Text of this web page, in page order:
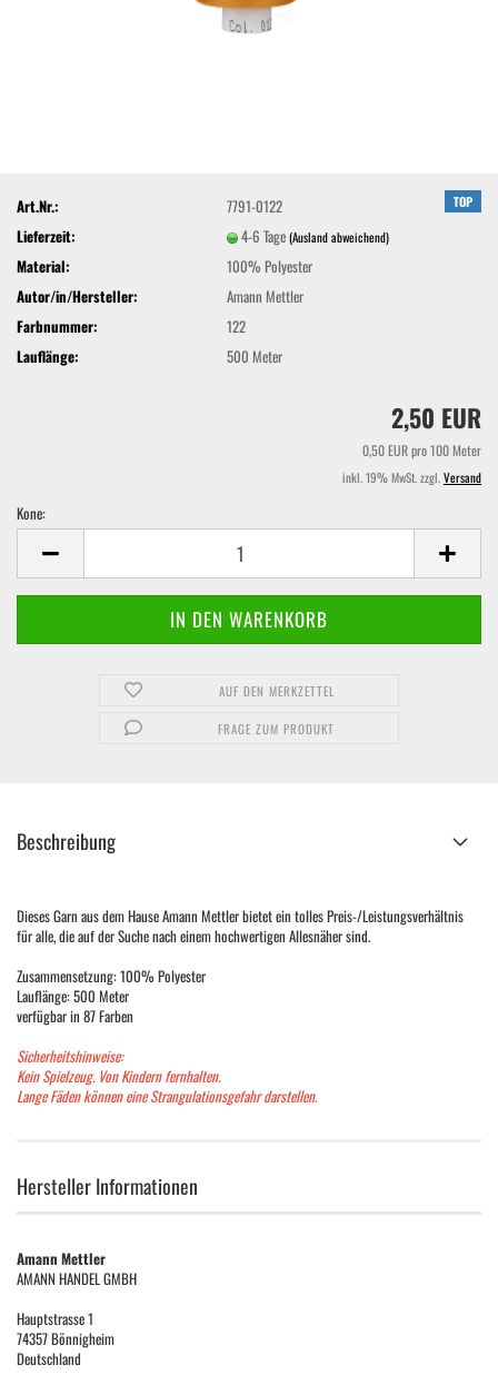
TOP
Art.Nr.:
7791-0122
Lieferzeit:
4-6 Tage(Ausland abweichend)
Material:
100% Polyester
Autor/in/Hersteller:
Amann Mettler
Farbnummer:
122
Lauflänge:
500 Meter
2,50 EUR
0,50 EUR pro 100 Meter
inkl. 19% MwSt. zzgl.Versand
Kone:
AUF DEN MERKZETTEL
FRAGE ZUM PRODUKT
Beschreibung
Dieses Garn aus dem Hause Amann Mettler bietet ein tolles Preis-/Leistungsverhältnis
für alle, die auf der Suche nach einem hochwertigen Allesnäher sind.
Zusammensetzung: 100% Polyester
Lauflänge: 500 Meter
verfügbar in 87 Farben
Sicherheitshinweise:
Kein Spielzeug. Von Kindern fernhalten.
Lange Fäden können eine Strangulationsgefahr darstellen.
Hersteller Informationen
Amann Mettler
AMANN HANDEL GMBH
Hauptstrasse 1
74357 Bönnigheim
Deutschland